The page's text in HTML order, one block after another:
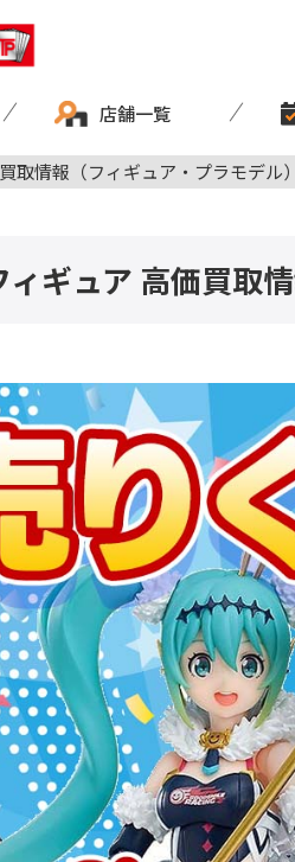
店舗一覧
取情報（フィギュア・プラモデル）
ギュア 高価買取